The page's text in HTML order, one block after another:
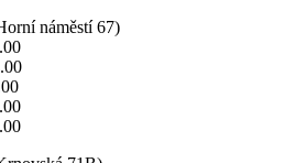
náměstí 67)